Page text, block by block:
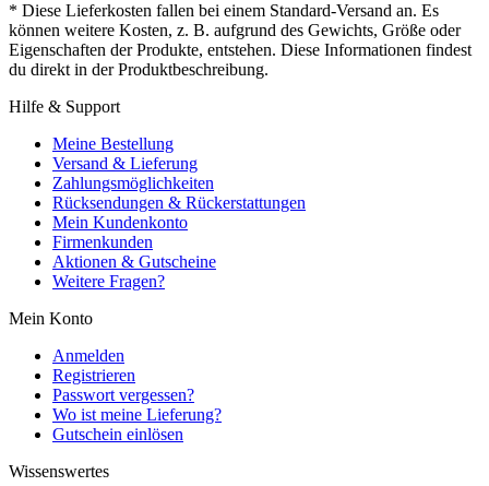
* Diese Lieferkosten fallen bei einem Standard-Versand an. Es
können weitere Kosten, z. B. aufgrund des Gewichts, Größe oder
Eigenschaften der Produkte, entstehen. Diese Informationen findest
du direkt in der Produktbeschreibung.
Hilfe & Support
Meine Bestellung
Versand & Lieferung
Zahlungsmöglichkeiten
Rücksendungen & Rückerstattungen
Mein Kundenkonto
Firmenkunden
Aktionen & Gutscheine
Weitere Fragen?
Mein Konto
Anmelden
Registrieren
Passwort vergessen?
Wo ist meine Lieferung?
Gutschein einlösen
Wissenswertes